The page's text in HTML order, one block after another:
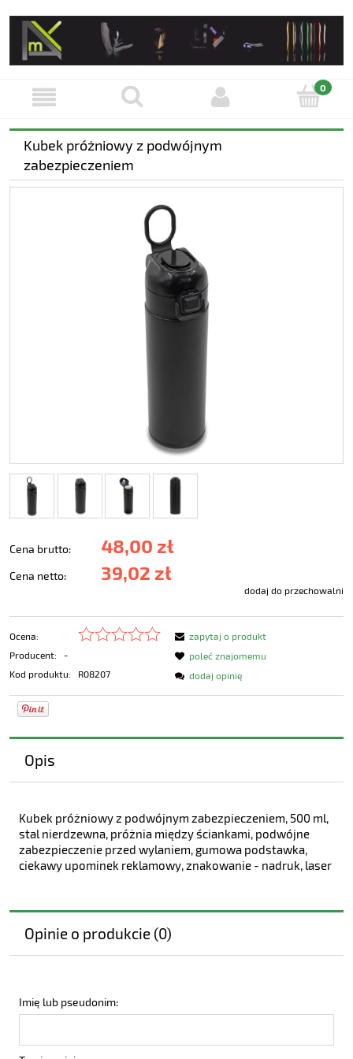
Kubek próżniowy z podwójnym
zabezpieczeniem
Cena brutto: 48,00 zł
Cena netto: 39,02 zł
dodaj do przechowalni
Ocena:
Producent:
-
Kod produktu:
R08207
zapytaj o produkt
poleć znajomemu
dodaj opinię
Opis
Kubek próżniowy z podwójnym zabezpieczeniem, 500 ml,
stal nierdzewna, próżnia między ściankami, podwójne
zabezpieczenie przed wylaniem, gumowa podstawka,
ciekawy upominek reklamowy, znakowanie - nadruk, laser
Opinie o produkcie (0)
Imię lub pseudonim: